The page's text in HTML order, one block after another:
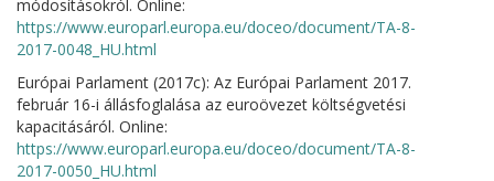
módosításokról. Online:
https://www.europarl.europa.eu/doceo/document/TA-8-
2017-0048_HU.html
Európai Parlament (2017c): Az Európai Parlament 2017.
február 16-i állásfoglalása az euroövezet költségvetési
kapacitásáról. Online:
https://www.europarl.europa.eu/doceo/document/TA-8-
2017-0050_HU.html